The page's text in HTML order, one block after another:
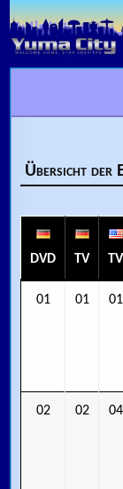
Skip to content
Übersicht der
DVD TV TV
01 01 01
02 02 04